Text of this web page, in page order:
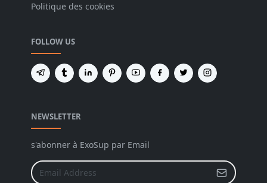
Politique des cookies
FOLLOW US
NEWSLETTER
s'abonner à ExoSup par Email